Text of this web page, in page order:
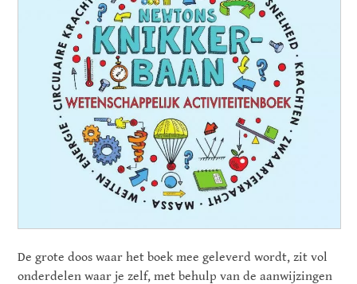
De grote doos waar het boek mee geleverd wordt, zit vol
onderdelen waar je zelf, met behulp van de aanwijzingen